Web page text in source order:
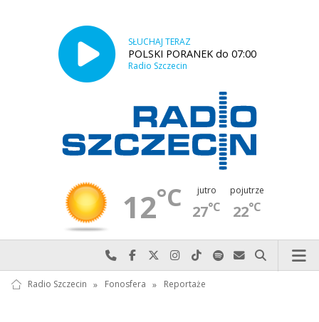
SŁUCHAJ TERAZ
POLSKI PORANEK do 07:00
Radio Szczecin
12°C jutro
27°C
pojutrze
22°C
Najlepiej po prostu do nas zadzwoń
Odwiedź nas na Facebook-u
Odwiedź nas na X
Odwiedź nas na Instagram-ie
Odwiedź nas na TikTok-u
Szukaj nas na Spotify
Wyślij do nas
Szukaj
Radio Szczecin » Fonosfera » Reportaże